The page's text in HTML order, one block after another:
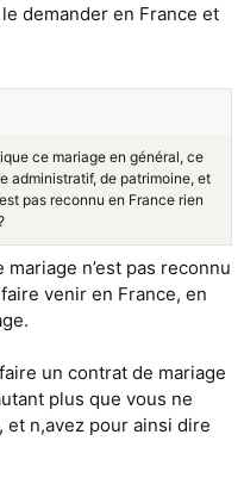
demander en France et
ce mariage en général, ce
administratif, de patrimoine, et
pas reconnu en France rien
n’est pas reconnu
venir en France, en
un contrat de mariage
plus que vous ne
n,avez pour ainsi dire